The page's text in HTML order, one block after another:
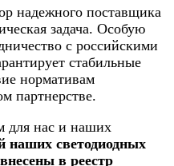
надежного поставщика
задача. Особую
с российскими
стабильные
нормативам
партнерстве.
для нас и наших
наших светодиодных
в реестр